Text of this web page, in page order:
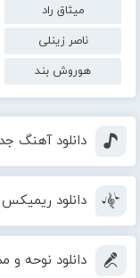
میثاق راد
ناصر زینلی
هوروش بند
دانلود آهنگ
دانلود
دانلود نوحه و